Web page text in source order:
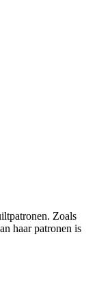
Zoals
haar patronen is